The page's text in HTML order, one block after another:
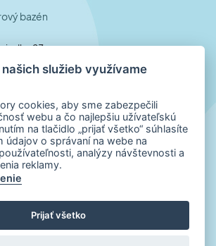
bazén
riadky 23
00 01
| Všetky práva vyhradené|
našich služieb využívame
cookies, aby sme zabezpečili
webu a čo najlepšiu užívateľskú
na tlačidlo „prijať všetko“ súhlasíte
údajov o správaní na webe na
analýzy návštevnosti a
reklamy.
Prijať všetko